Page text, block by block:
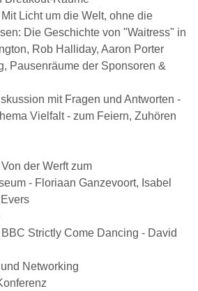
Licht um die Welt, ohne die
Die Geschichte von "Waitress" in
Rob Halliday, Aaron Porter
Pausenräume der Sponsoren &
mit Fragen und Antworten -
Vielfalt - zum Feiern, Zuhören
der Werft zum
- Floriaan Ganzevoort, Isabel
Strictly Come Dancing - David
Networking